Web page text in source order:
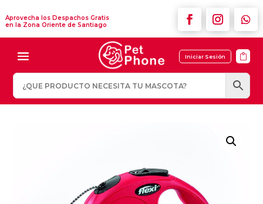
Aprovecha los Despachos Gratis
en la Zona Oriente de Santiago
Iniciar Sesión 